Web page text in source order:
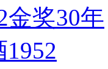
金奖30年